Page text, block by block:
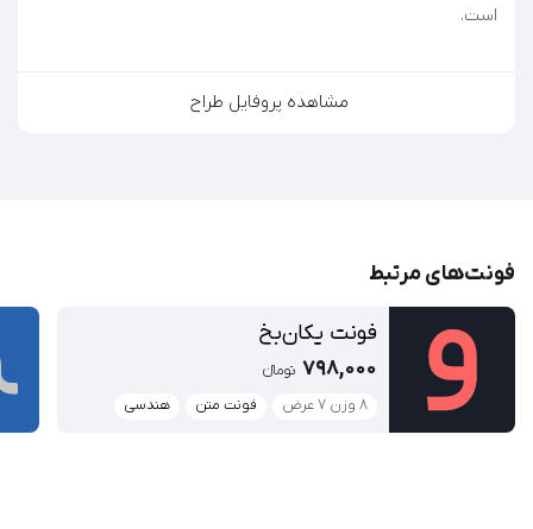
است.
مشاهده پروفایل طراح
فونت‌‌های مرتبط
فونت یکان‌بخ
798,000 تومان‫ء‬‫
۸ وزن ۷ عرض
فونت متن هندسی